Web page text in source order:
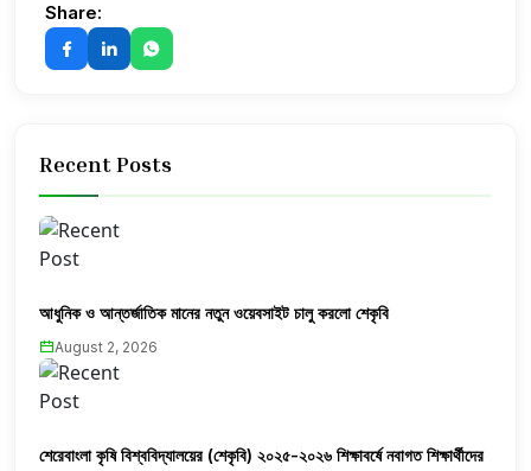
Share:
Recent Posts
আধুনিক ও আন্তর্জাতিক মানের নতুন ওয়েবসাইট চালু করলো শেকৃবি
August 2, 2026
শেরেবাংলা কৃষি বিশ্ববিদ্যালয়ের (শেকৃবি) ২০২৫-২০২৬ শিক্ষাবর্ষে নবাগত শিক্ষার্থীদের